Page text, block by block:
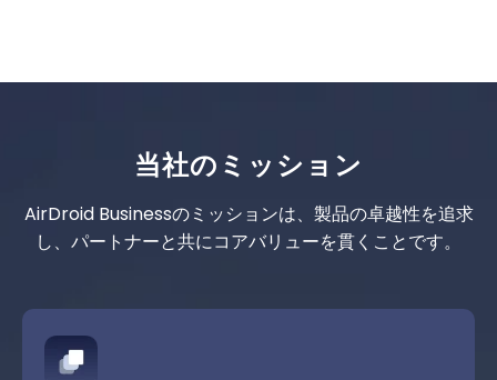
当社のミッション
AirDroid Businessのミッションは、製品の卓越性を追求
し、パートナーと共にコアバリューを貫くことです。